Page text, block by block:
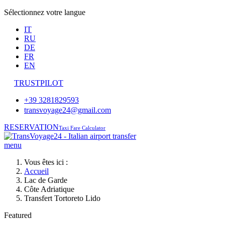
Sélectionnez votre langue
IT
RU
DE
FR
EN
TRUSTPILOT
+39 3281829593
transvoyage24@gmail.com
RESERVATIONTaxi Fare Calculator
menu
Vous êtes ici :
Accueil
Lac de Garde
Côte Adriatique
Transfert Tortoreto Lido
Featured